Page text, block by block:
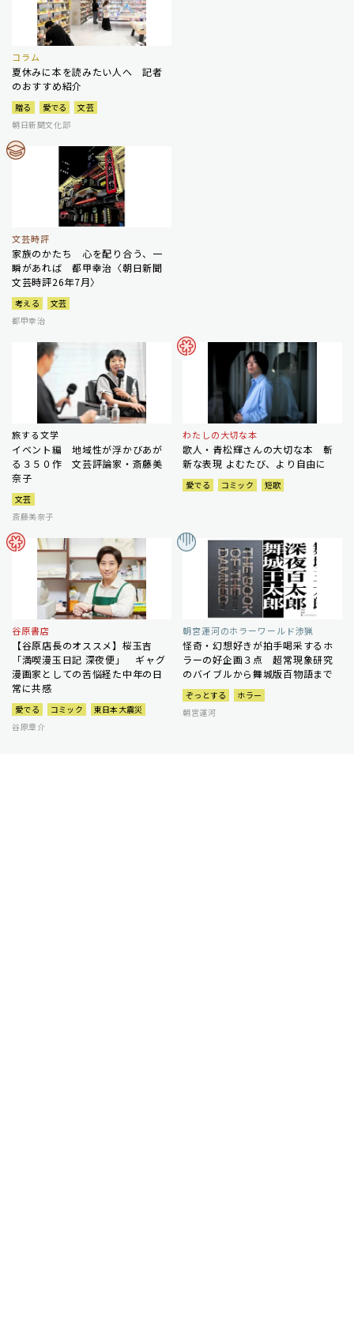
コラム
夏休みに本を読みたい人へ 記者
のおすすめ紹介
贈る 愛でる
文芸
朝日新聞文化部
文芸時評
家族のかたち 心を配り合う、一
瞬があれば 都甲幸治〈朝日新聞
文芸時評26年7月〉
考える
文芸
都甲幸治
旅する文学
イベント編 地域性が浮かびあが
る３５０作 文芸評論家・斎藤美
奈子
文芸
斎藤美奈子
わたしの大切な本
歌人・青松輝さんの大切な本 斬
新な表現 よむたび、より自由に
愛でる コミック 短歌
谷原書店
【谷原店長のオススメ】桜玉吉
「満喫漫玉日記 深夜便」 ギャグ
漫画家としての苦悩経た中年の日
常に共感
愛でる コミック
東日本大震災
谷原章介
朝宮運河のホラーワールド渉猟
怪奇・幻想好きが拍手喝采するホ
ラーの好企画３点 超常現象研究
のバイブルから舞城版百物語まで
ぞっとする
ホラー
朝宮運河